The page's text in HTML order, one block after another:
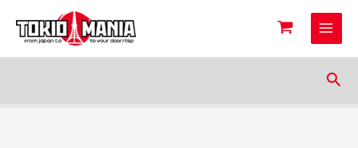
Skip to content